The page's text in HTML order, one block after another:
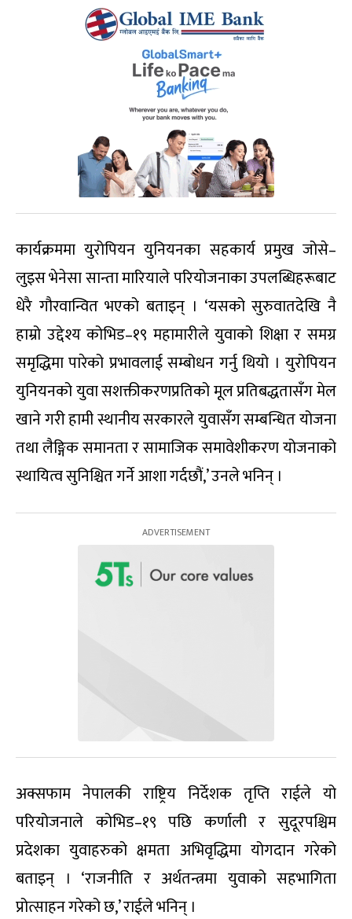
कार्यक्रममा युरोपियन युनियनका सहकार्य प्रमुख जोसे–
लुइस भेनेसा सान्ता मारियाले परियोजनाका उपलब्धिहरूबाट
धेरै गौरवान्वित भएको बताइन् । ‘यसको सुरुवातदेखि नै
हाम्रो उद्देश्य कोभिड–१९ महामारीले युवाको शिक्षा र समग्र
समृद्धिमा पारेको प्रभावलाई सम्बोधन गर्नु थियो । युरोपियन
युनियनको युवा सशक्तीकरणप्रतिको मूल प्रतिबद्धतासँग मेल
खाने गरी हामी स्थानीय सरकारले युवासँग सम्बन्धित योजना
तथा लैङ्गिक समानता र सामाजिक समावेशीकरण योजनाको
स्थायित्व सुनिश्चित गर्ने आशा गर्दछौं,’ उनले भनिन् ।
अक्सफाम नेपालकी राष्ट्रिय निर्देशक तृप्ति राईले यो
परियोजनाले कोभिड–१९ पछि कर्णाली र सुदूरपश्चिम
प्रदेशका युवाहरुको क्षमता अभिवृद्धिमा योगदान गरेको
बताइन् । ‘राजनीति र अर्थतन्त्रमा युवाको सहभागिता
प्रोत्साहन गरेको छ,’ राईले भनिन् ।